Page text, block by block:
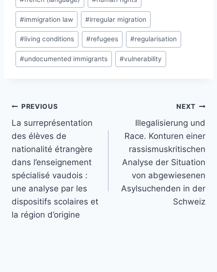
#immigration law #irregular migration
#living conditions #refugees #regularisation
#undocumented immigrants #vulnerability
Post
navigation
PREVIOUS
La surreprésentation
des élèves de
nationalité étrangère
dans l’enseignement
spécialisé vaudois :
une analyse par les
dispositifs scolaires et
la région d’origine
NEXT
Illegalisierung und
Race. Konturen einer
rassismuskritischen
Analyse der Situation
von abgewiesenen
Asylsuchenden in der
Schweiz